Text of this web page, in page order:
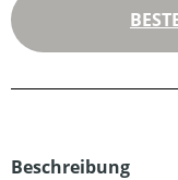
Beschreibung